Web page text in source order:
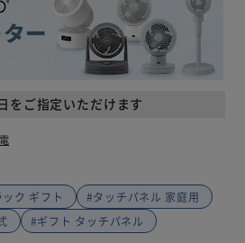
をご指定いただけます
ク ギフト
#タッチパネル 家庭用
#ギフト タッチパネル